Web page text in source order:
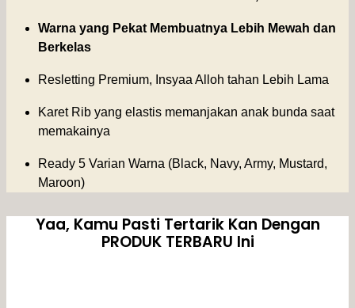
Warna yang Pekat Membuatnya Lebih Mewah dan
Berkelas
Resletting Premium, Insyaa Alloh tahan Lebih Lama
Karet Rib yang elastis memanjakan anak bunda saat
memakainya
Ready 5 Varian Warna (Black, Navy, Army, Mustard,
Maroon)
Yaa, Kamu Pasti Tertarik Kan Dengan
PRODUK TERBARU Ini